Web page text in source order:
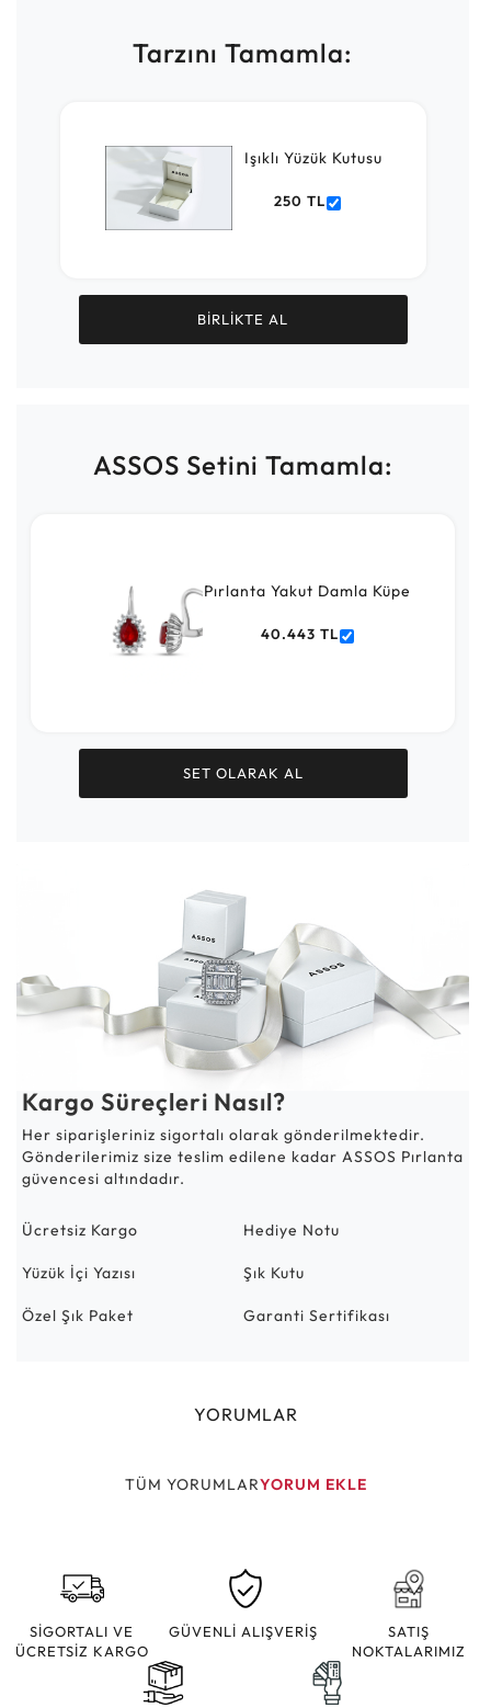
Tarzını Tamamla:
Işıklı Yüzük Kutusu
250 TL
BİRLİKTE AL
ASSOS Setini Tamamla:
Pırlanta Yakut Damla Küpe
40.443 TL
SET OLARAK AL
Kargo Süreçleri Nasıl?
Her siparişleriniz sigortalı olarak gönderilmektedir.
Gönderilerimiz size teslim edilene kadar ASSOS Pırlanta
güvencesi altındadır.
Ücretsiz Kargo Hediye Notu
Yüzük İçi Yazısı Şık Kutu
Özel Şık Paket Garanti Sertifikası
YORUMLAR
TÜM YORUMLARYORUM EKLE
SİGORTALI VE
ÜCRETSİZ KARGO
GÜVENLİ ALIŞVERİŞ
SATIŞ
NOKTALARIMIZ